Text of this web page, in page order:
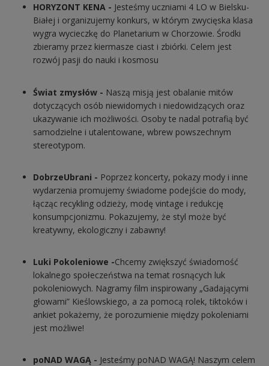
HORYZONT KENA - Jesteśmy uczniami 4 LO w Bielsku-
Białej i organizujemy konkurs, w którym zwycięska klasa
wygra wycieczkę do Planetarium w Chorzowie. Środki
zbieramy przez kiermasze ciast i zbiórki. Celem jest
rozwój pasji do nauki i kosmosu
Świat zmysłów - Naszą misją jest obalanie mitów
dotyczących osób niewidomych i niedowidzących oraz
ukazywanie ich możliwości. Osoby te nadal potrafią być
samodzielne i utalentowane, wbrew powszechnym
stereotypom.
DobrzeUbrani - Poprzez koncerty, pokazy mody i inne
wydarzenia promujemy świadome podejście do mody,
łącząc recykling odzieży, modę vintage i redukcję
konsumpcjonizmu. Pokazujemy, że styl może być
kreatywny, ekologiczny i zabawny!
Luki Pokoleniowe -Chcemy zwiększyć świadomość
lokalnego społeczeństwa na temat rosnących luk
pokoleniowych. Nagramy film inspirowany „Gadającymi
głowami” Kieślowskiego, a za pomocą rolek, tiktoków i
ankiet pokażemy, że porozumienie między pokoleniami
jest możliwe!
poNAD WAGĄ - Jesteśmy poNAD WAGĄ! Naszym celem